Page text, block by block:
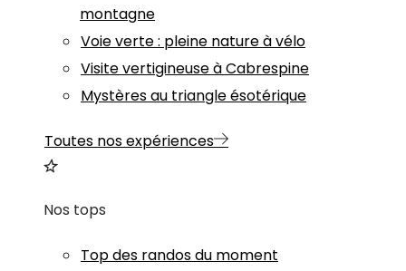
montagne
Voie verte : pleine nature à vélo
Visite vertigineuse à Cabrespine
Mystères au triangle ésotérique
Toutes nos expériences
Nos tops
Top des randos du moment